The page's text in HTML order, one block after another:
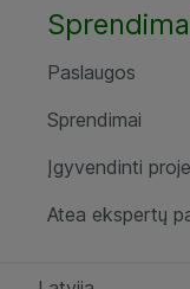
Paslaugos
Sprendimai
Įgyvendinti
Atea ekspertų